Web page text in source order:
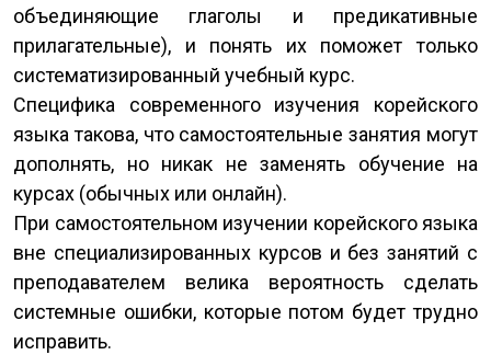
объединяющие глаголы и предикативные
прилагательные), и понять их поможет только
систематизированный учебный курс.
Специфика современного изучения корейского
языка такова, что самостоятельные занятия могут
дополнять, но никак не заменять обучение на
курсах (обычных или онлайн).
При самостоятельном изучении корейского языка
вне специализированных курсов и без занятий с
преподавателем велика вероятность сделать
системные ошибки, которые потом будет трудно
исправить.